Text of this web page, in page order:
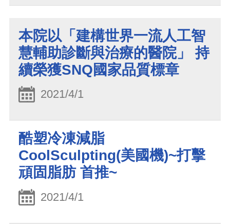
本院以「建構世界一流人工智
慧輔助診斷與治療的醫院」 持
續榮獲SNQ國家品質標章
2021/4/1
酷塑冷凍減脂
CoolSculpting(美國機)~打擊
頑固脂肪 首推~
2021/4/1